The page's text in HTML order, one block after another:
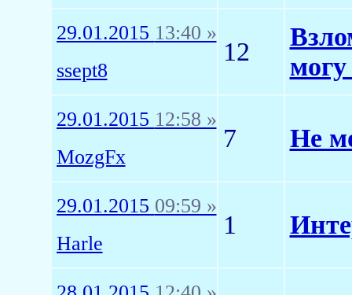
29.01.2015 13:40 »
ssept8
12
29.01.2015 12:58 »
MozgFx
7 Не
29.01.2015 09:59 »
Harle
1